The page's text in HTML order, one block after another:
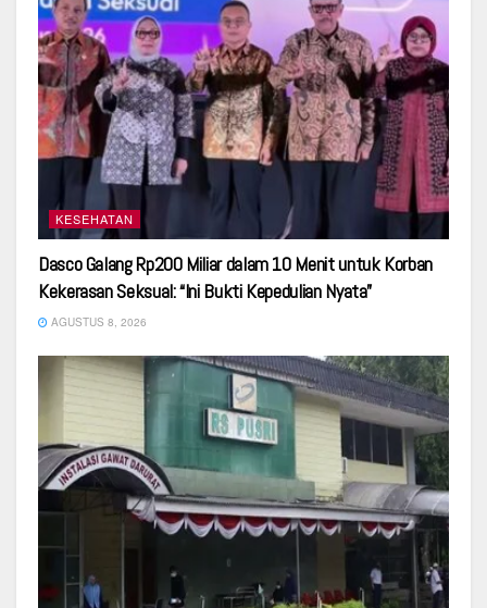
KESEHATAN
Dasco Galang Rp200 Miliar dalam 10 Menit untuk Korban
Kekerasan Seksual: “Ini Bukti Kepedulian Nyata”
AGUSTUS 8, 2026